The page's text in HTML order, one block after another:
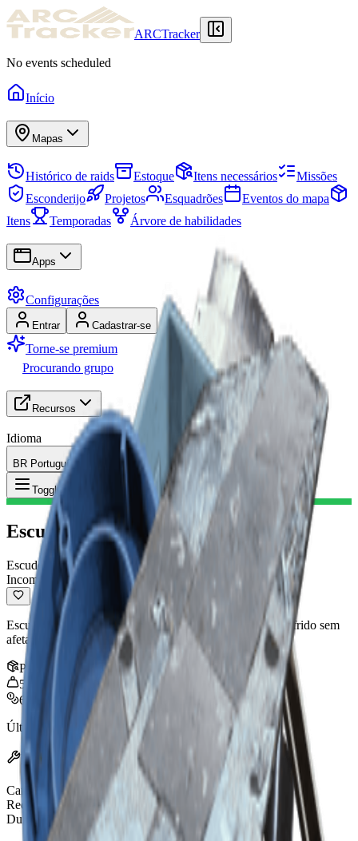
ARCTracker
No events scheduled
Início
Mapas
Histórico de raids Estoque Itens necessários
Missões
Esconderijo
Projetos Esquadrões
Eventos do mapa
Itens
Temporadas Árvore de habilidades
Apps
Configurações
Entrar Cadastrar-se
Torne-se premium
Procurando grupo
Recursos
Idioma
BR Português (Brasil)
Toggle Menu Item Escudo Leve
Escudo Leve
Escudo
Incomum
Escudo leve que bloqueia uma pequena parte do dano sofrido sem
afetar a mobilidade.
Pilha : 1
5
640
Última atualização
Feb 24, 2026
Efeitos
Carga
Redução de Dano
40%
Durabilidade
100/100